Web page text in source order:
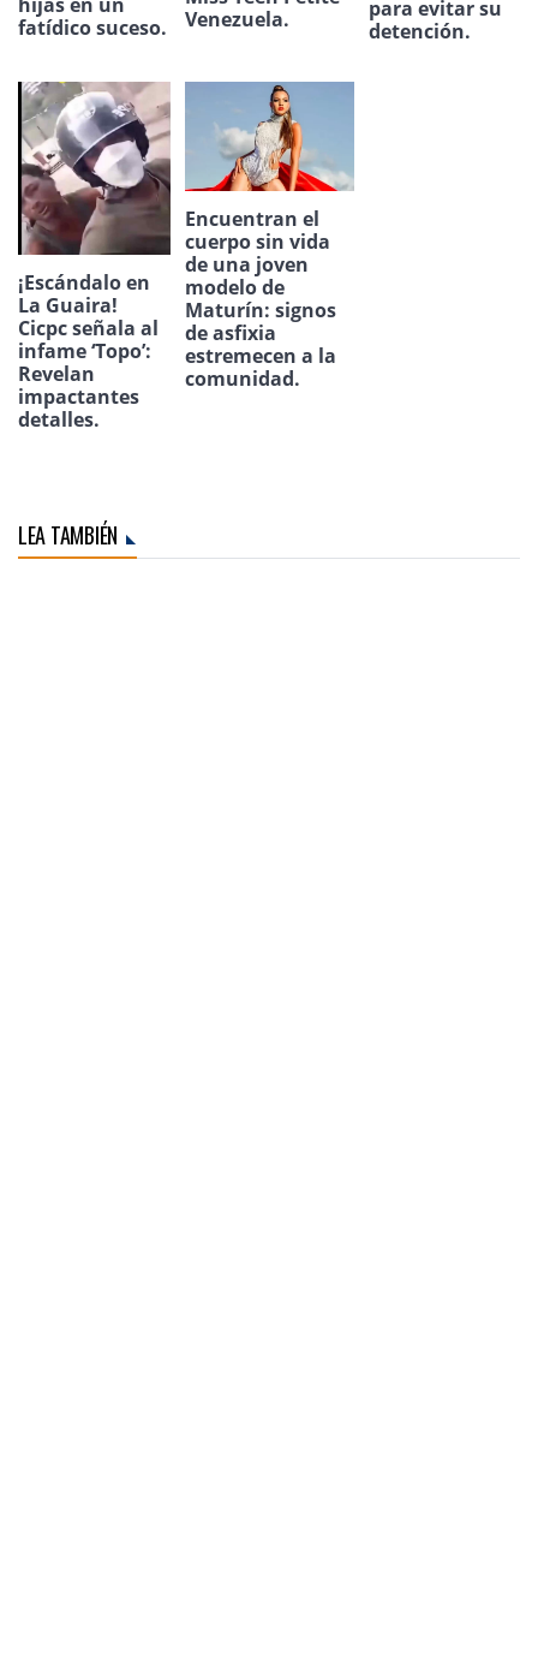
hijas en un
fatídico suceso.
Venezuela.
para evitar su
detención.
¡Escándalo en
La Guaira!
Cicpc señala al
infame ‘Topo’:
Revelan
impactantes
detalles.
Encuentran el
cuerpo sin vida
de una joven
modelo de
Maturín: signos
de asfixia
estremecen a la
comunidad.
LEA TAMBIÉN